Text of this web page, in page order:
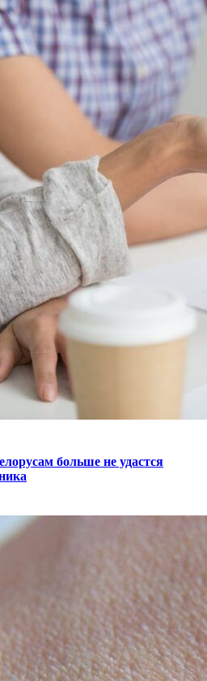
больше не удастся